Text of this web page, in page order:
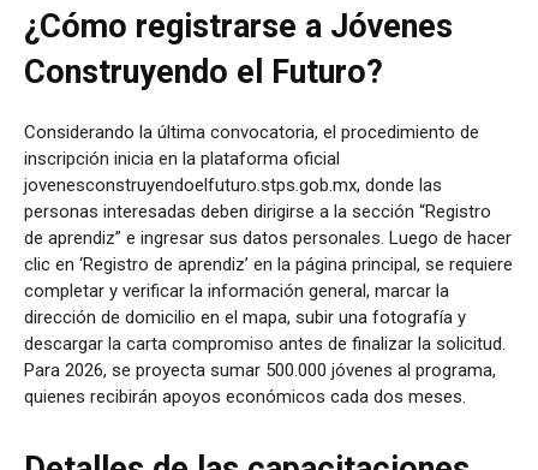
¿Cómo registrarse a Jóvenes
Construyendo el Futuro?
Considerando la última convocatoria, el procedimiento de
inscripción inicia en la plataforma oficial
jovenesconstruyendoelfuturo.stps.gob.mx, donde las
personas interesadas deben dirigirse a la sección “Registro
de aprendiz” e ingresar sus datos personales. Luego de hacer
clic en ‘Registro de aprendiz’ en la página principal, se requiere
completar y verificar la información general, marcar la
dirección de domicilio en el mapa, subir una fotografía y
descargar la carta compromiso antes de finalizar la solicitud.
Para 2026, se proyecta sumar 500.000 jóvenes al programa,
quienes recibirán apoyos económicos cada dos meses.